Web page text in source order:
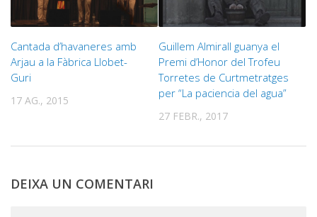
Cantada d’havaneres amb
Arjau a la Fàbrica Llobet-
Guri
17 AG., 2015
Guillem Almirall guanya el
Premi d’Honor del Trofeu
Torretes de Curtmetratges
per “La paciencia del agua”
27 FEBR., 2017
DEIXA UN COMENTARI